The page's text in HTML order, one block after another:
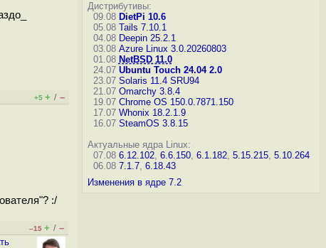
+5 + / –
:/
–15 + / –
Дистрибутивы:
09.08 DietPi 10.6
05.08 Tails 7.10.1
04.08 Deepin 25.2.1
03.08 Azure Linux 3.0.20260803
01.08 NetBSD 11.0
24.07 Ubuntu Touch 24.04 2.0
23.07 Solaris 11.4 SRU94
21.07 Omarchy 3.8.4
19.07 Chrome OS 150.0.7871.150
17.07 Whonix 18.2.1.9
16.07 SteamOS 3.8.15
Актуальные ядра Linux:
07.08 6.12.102, 6.6.150, 6.1.182, 5.15.215, 5.10.264
06.08 7.1.7, 6.18.43
Изменения в ядре 7.2